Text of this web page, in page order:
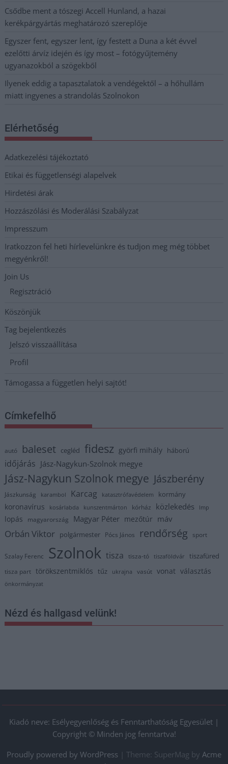
Csődbe ment a tószegi Accell Hunland, a hazai
kerékpárgyártás meghatározó szereplője
Egyszer fent, egyszer lent, így festett a Duna a két évvel
ezelőtti árvíz idején és így most – fotógyűjtemény
ugyanazokból a szögekből
Ilyenek eddig a tapasztalatok a vendégektől – a hőhullám
miatt ingyenes a strandolás Szolnokon
Elérhetőség
Adatkezelési tájékoztató
Etikai és függetlenségi alapelvek
Hirdetési árak
Hozzászólási és Moderálási Szabályzat
Impresszum
Iratkozzon fel heti hírlevelünkre és tudjon meg még többet
megyénkről!
Join Us
Regisztráció
Köszönjük
Tag bejelentkezés
Jelszó visszaállítása
Profil
Támogassa a független helyi sajtót!
Címkefelhő
autó baleset cegléd fidesz györfi mihály háború
időjárás Jász-Nagykun-Szolnok megye
Jász-Nagykun Szolnok megye Jászberény
Jászkunság karambol Karcag katasztrófavédelem kormány
koronavírus kosárlabda kunszentmárton kórház közlekedés lmp
lopás magyarország Magyar Péter mezőtúr máv
Orbán Viktor polgármester Pócs János rendőrség sport
Szalay Ferenc Szolnok tisza tisza-tó tiszaföldvár tiszafüred
tisza part törökszentmiklós tűz ukrajna vasút vonat választás
önkormányzat
Nézd és hallgasd velünk!
Kiadó neve: Esélyegyenlőség és Fenntarthatóság Egyesület |
Copyright © Minden jog fenntartva!
Proudly powered by WordPress
Theme: SuperMag by Acme